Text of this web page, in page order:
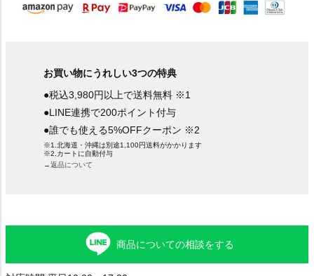
お買い物にうれしい3つの特典
●税込3,980円以上で送料無料 ※1
●LINE連携で200ポイント付与
●誰でも使える5%OFFクーポン ※2
※1.北海道・沖縄は別途1,100円送料がかかります
※2.カートに自動付与
→返品について
商品についての相談をする